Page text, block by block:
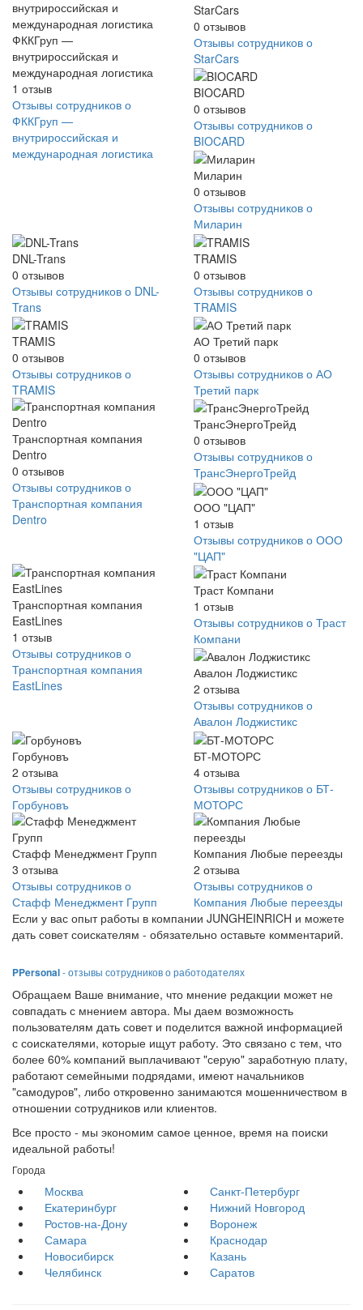
ФККГруп —
внутрироссийская и
международная логистика
1 отзыв
Отзывы сотрудников о
ФККГруп —
внутрироссийская и
международная логистика
StarCars
0 отзывов
Отзывы сотрудников о
StarCars
BIOCARD
0 отзывов
Отзывы сотрудников о
BIOCARD
Миларин
0 отзывов
Отзывы сотрудников о
Миларин
DNL-Trans
0 отзывов
Отзывы сотрудников о DNL-
Trans
TRAMIS
0 отзывов
Отзывы сотрудников о
TRAMIS
TRAMIS
0 отзывов
Отзывы сотрудников о
TRAMIS
АО Третий парк
0 отзывов
Отзывы сотрудников о АО
Третий парк
Транспортная компания
Dentro
0 отзывов
Отзывы сотрудников о
Транспортная компания
Dentro
ТрансЭнергоТрейд
0 отзывов
Отзывы сотрудников о
ТрансЭнергоТрейд
ООО "ЦАП"
1 отзыв
Отзывы сотрудников о ООО
"ЦАП"
Транспортная компания
EastLines
1 отзыв
Отзывы сотрудников о
Транспортная компания
EastLines
Траст Компани
1 отзыв
Отзывы сотрудников о Траст
Компани
Авалон Лоджистикс
2 отзыва
Отзывы сотрудников о
Авалон Лоджистикс
Горбуновъ
2 отзыва
Отзывы сотрудников о
Горбуновъ
БТ-МОТОРС
4 отзыва
Отзывы сотрудников о БТ-
МОТОРС
Стафф Менеджмент Групп
3 отзыва
Отзывы сотрудников о
Стафф Менеджмент Групп
Компания Любые переезды
2 отзыва
Отзывы сотрудников о
Компания Любые переезды
Если у вас опыт работы в компании JUNGHEINRICH и можете
дать совет соискателям - обязательно оставьте комментарий.
PPersonal- отзывы сотрудников о работодателях
Обращаем Ваше внимание, что мнение редакции может не
совпадать с мнением автора. Мы даем возможность
пользователям дать совет и поделится важной информацией
с соискателями, которые ищут работу. Это связано с тем, что
более 60% компаний выплачивают "серую" заработную плату,
работают семейными подрядами, имеют начальников
"самодуров", либо откровенно занимаются мошенничеством в
отношении сотрудников или клиентов.
Все просто - мы экономим самое ценное, время на поиски
идеальной работы!
Города
Москва
Санкт-Петербург
Екатеринбург
Нижний Новгород
Ростов-на-Дону
Воронеж
Самара
Краснодар
Новосибирск
Казань
Челябинск
Саратов